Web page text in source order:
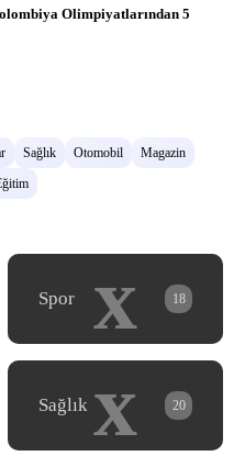
Olimpiyatlarından 5
Sağlık Otomobil
Magazin
x
Spor 18
x
Sağlık 20